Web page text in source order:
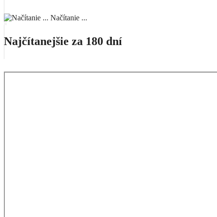
Načítanie ...
Najčítanejšie za 180 dní